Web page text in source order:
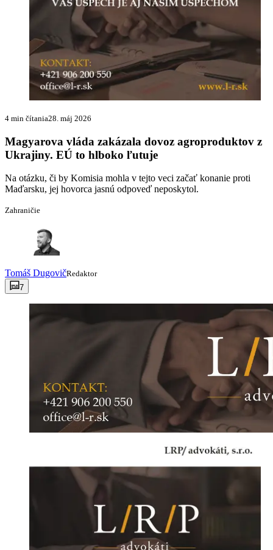
4 min čítania28. máj 2026
Magyarova vláda zakázala dovoz agroproduktov z
Ukrajiny. EÚ to hlboko ľutuje
Na otázku, či by Komisia mohla v tejto veci začať konanie proti
Maďarsku, jej hovorca jasnú odpoveď neposkytol.
Zahraničie
Tomáš DugovičRedaktor
7